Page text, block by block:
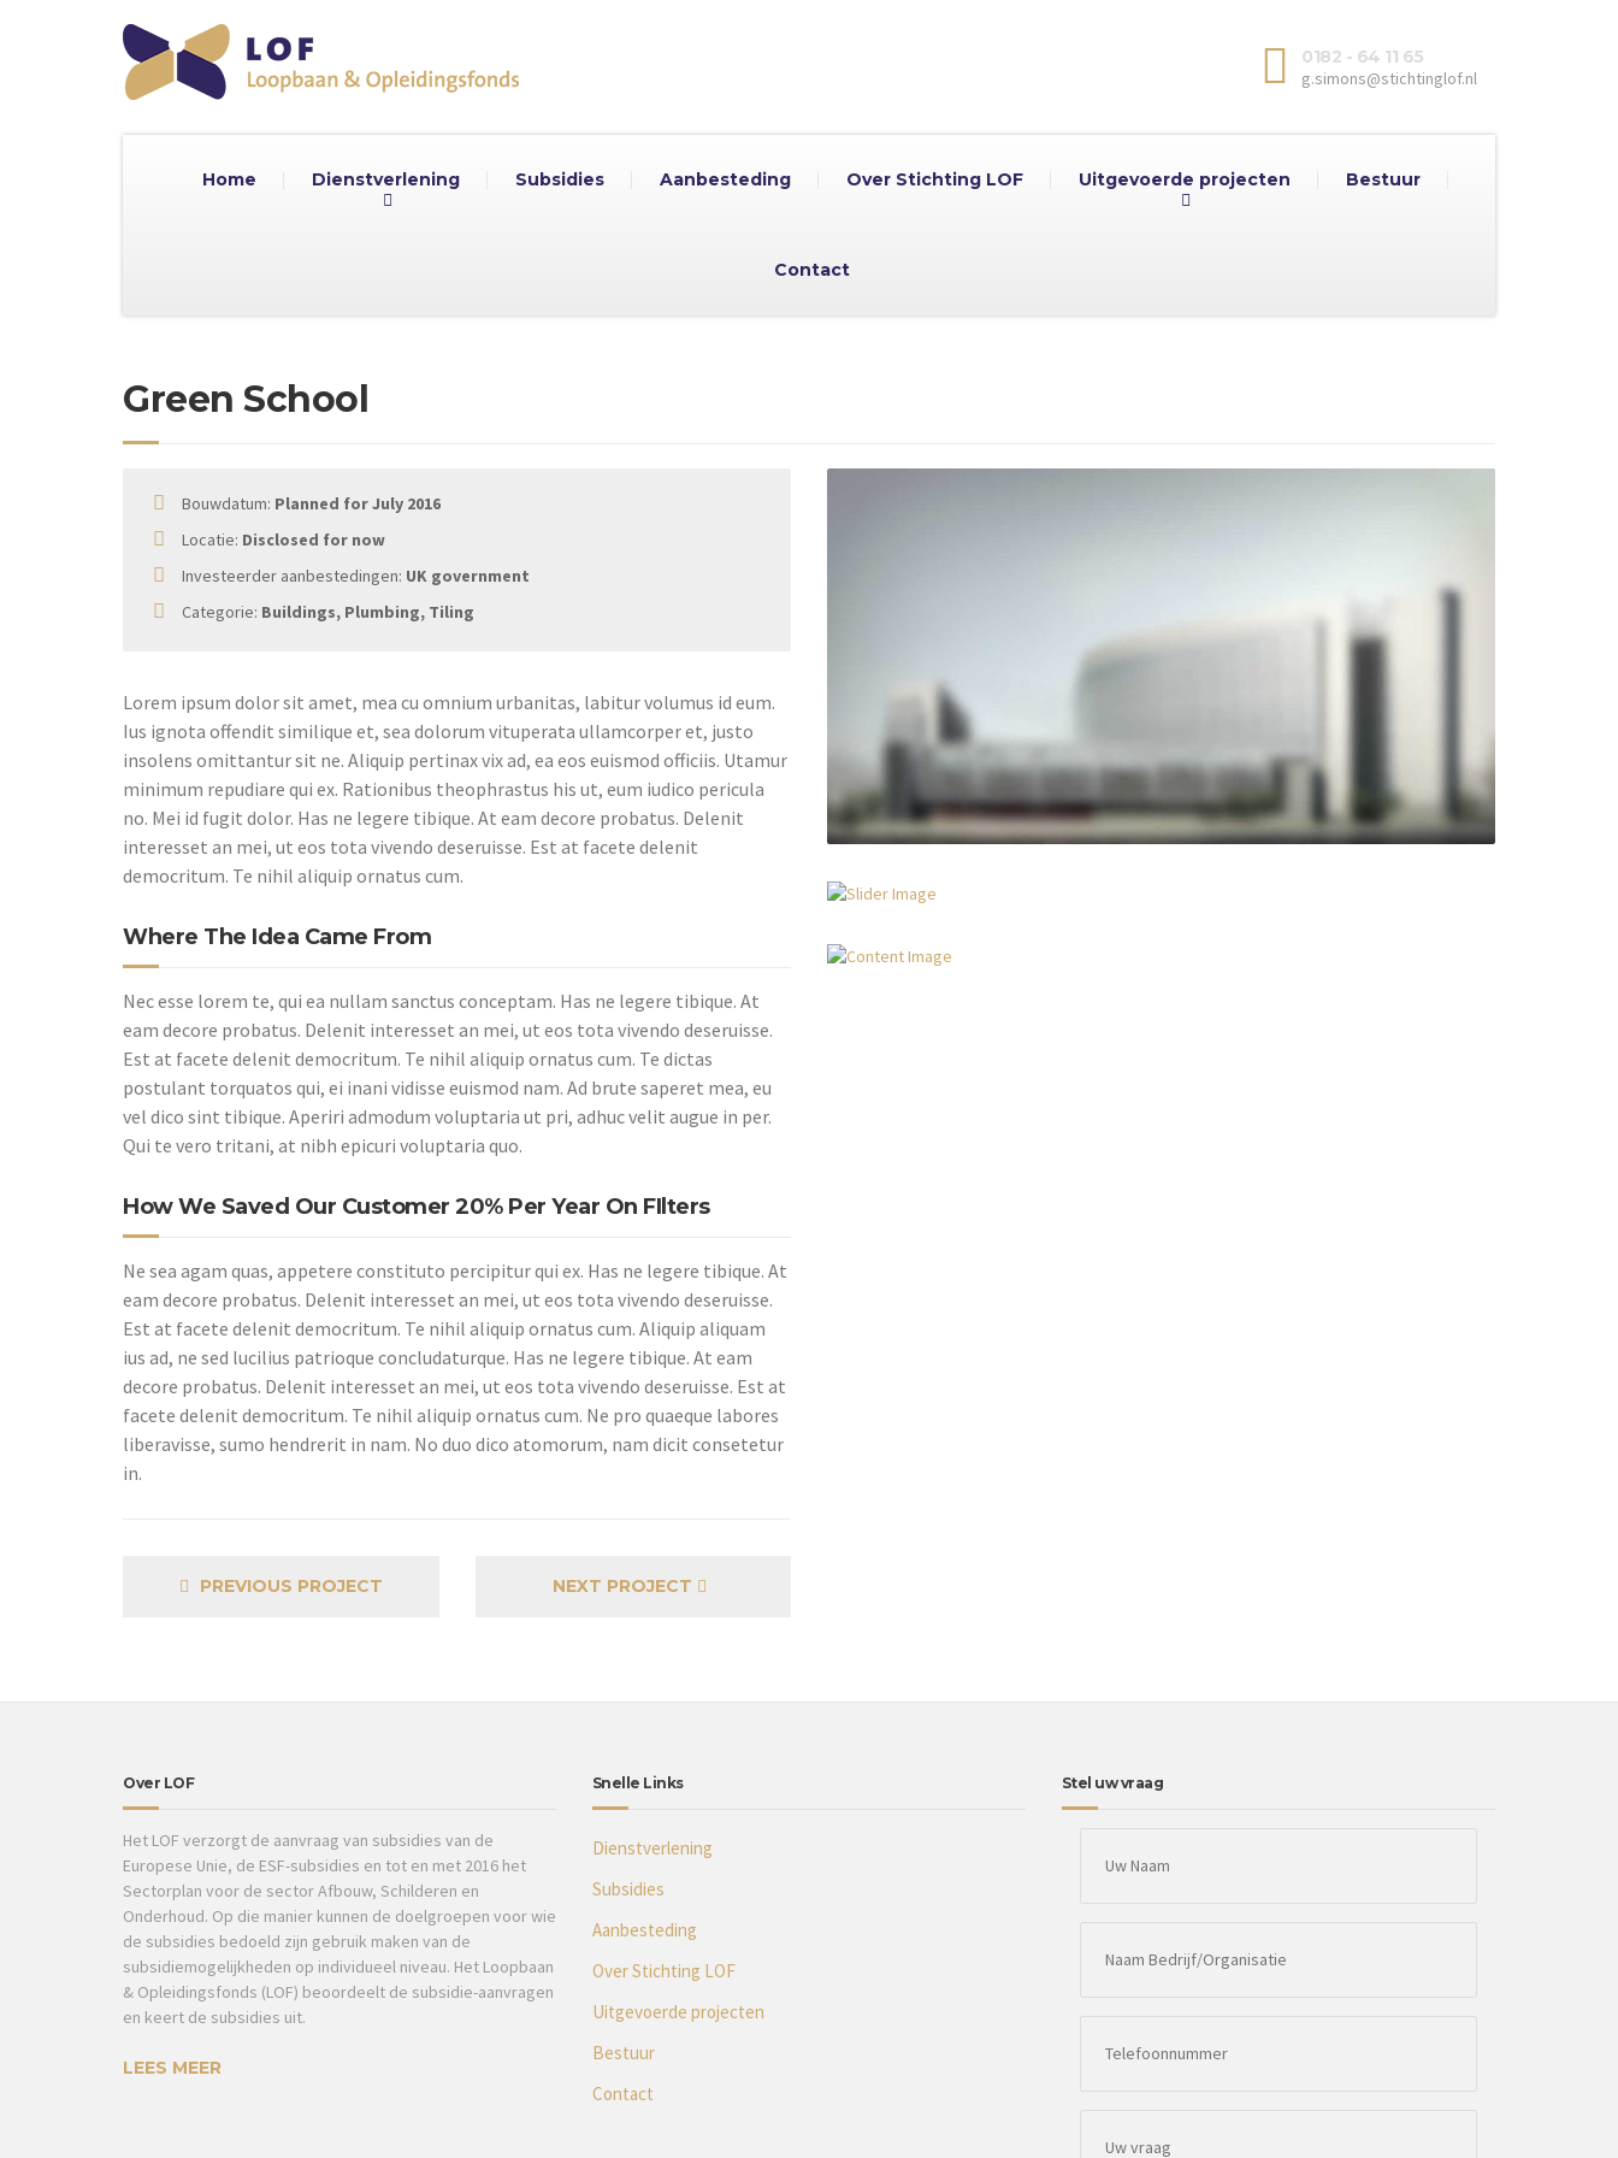
0182 - 64 11 65
g.simons@stichtinglof.nl
Home Dienstverlening Subsidies Aanbesteding Over Stichting LOF Uitgevoerde projecten Bestuur
Contact
Green School
Bouwdatum: Planned for July 2016
Locatie: Disclosed for now
Investeerder aanbestedingen: UK government
Categorie: Buildings, Plumbing, Tiling
Lorem ipsum dolor sit amet, mea cu omnium urbanitas, labitur volumus id eum.
Ius ignota offendit similique et, sea dolorum vituperata ullamcorper et, justo
insolens omittantur sit ne. Aliquip pertinax vix ad, ea eos euismod officiis. Utamur
minimum repudiare qui ex. Rationibus theophrastus his ut, eum iudico pericula
no. Mei id fugit dolor. Has ne legere tibique. At eam decore probatus. Delenit
interesset an mei, ut eos tota vivendo deseruisse. Est at facete delenit
democritum. Te nihil aliquip ornatus cum.
Where The Idea Came From
Nec esse lorem te, qui ea nullam sanctus conceptam. Has ne legere tibique. At
eam decore probatus. Delenit interesset an mei, ut eos tota vivendo deseruisse.
Est at facete delenit democritum. Te nihil aliquip ornatus cum. Te dictas
postulant torquatos qui, ei inani vidisse euismod nam. Ad brute saperet mea, eu
vel dico sint tibique. Aperiri admodum voluptaria ut pri, adhuc velit augue in per.
Qui te vero tritani, at nibh epicuri voluptaria quo.
How We Saved Our Customer 20% Per Year On FIlters
Ne sea agam quas, appetere constituto percipitur qui ex. Has ne legere tibique. At
eam decore probatus. Delenit interesset an mei, ut eos tota vivendo deseruisse.
Est at facete delenit democritum. Te nihil aliquip ornatus cum. Aliquip aliquam
ius ad, ne sed lucilius patrioque concludaturque. Has ne legere tibique. At eam
decore probatus. Delenit interesset an mei, ut eos tota vivendo deseruisse. Est at
facete delenit democritum. Te nihil aliquip ornatus cum. Ne pro quaeque labores
liberavisse, sumo hendrerit in nam. No duo dico atomorum, nam dicit consetetur
in.
PREVIOUS PROJECT NEXT PROJECT
Over LOF
Het LOF verzorgt de aanvraag van subsidies van de
Europese Unie, de ESF-subsidies en tot en met 2016 het
Sectorplan voor de sector Afbouw, Schilderen en
Onderhoud. Op die manier kunnen de doelgroepen voor wie
de subsidies bedoeld zijn gebruik maken van de
subsidiemogelijkheden op individueel niveau. Het Loopbaan
& Opleidingsfonds (LOF) beoordeelt de subsidie-aanvragen
en keert de subsidies uit.
LEES MEER
Snelle Links
Dienstverlening
Subsidies
Aanbesteding
Over Stichting LOF
Uitgevoerde projecten
Bestuur
Contact
Stel uw vraag